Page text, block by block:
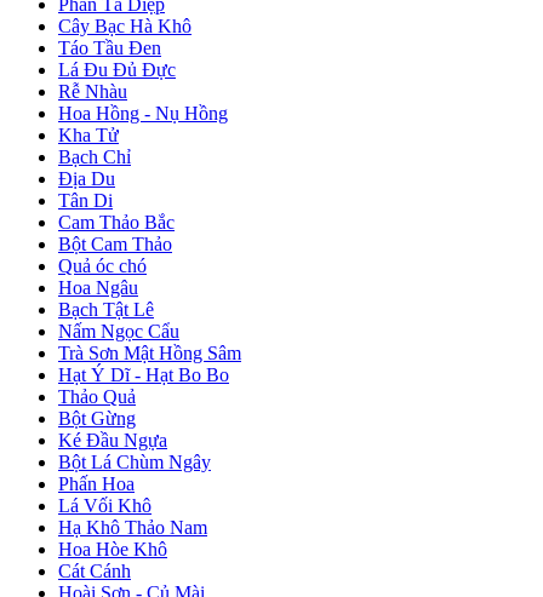
Phan Tả Diệp
Cây Bạc Hà Khô
Táo Tầu Đen
Lá Đu Đủ Đực
Rễ Nhàu
Hoa Hồng - Nụ Hồng
Kha Tử
Bạch Chỉ
Địa Du
Tân Di
Cam Thảo Bắc
Bột Cam Thảo
Quả óc chó
Hoa Ngâu
Bạch Tật Lê
Nấm Ngọc Cẩu
Trà Sơn Mật Hồng Sâm
Hạt Ý Dĩ - Hạt Bo Bo
Thảo Quả
Bột Gừng
Ké Đầu Ngựa
Bột Lá Chùm Ngây
Phấn Hoa
Lá Vối Khô
Hạ Khô Thảo Nam
Hoa Hòe Khô
Cát Cánh
Hoài Sơn - Củ Mài